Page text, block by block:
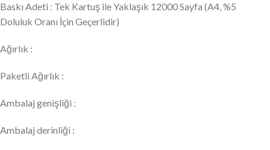
Baskı Adeti : Tek Kartuş ile Yaklaşık 12000 Sayfa (A4, %5
Doluluk Oranı İçin Geçerlidir)
Ağırlık :
Paketli Ağırlık :
Ambalaj genişliği :
Ambalaj derinliği :